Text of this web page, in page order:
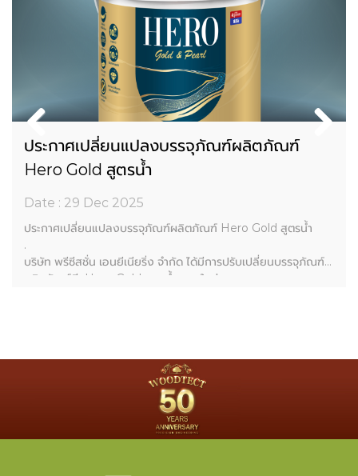
ประกาศเปลี่ยนแปลงบรรจุภัณฑ์ผลิตภัณฑ์
Hero Gold สูตรน้ำ
Date : 29 Dec 2025
ประกาศเปลี่ยนแปลงบรรจุภัณฑ์ผลิตภัณฑ์ Hero Gold สูตรน้ำ
.
บริษัท พรีซีสชั่น เอนยีเนียริ่ง จำกัด ได้มีการปรับเปลี่ยนบรรจุภัณฑ์
ผลิตภัณฑ์สี Hero Gold สูตรน้ำ แบบใหม่
ษัทฯ แต่อย่างใด
บริษัทฯ ขออภัยกับเหตุการณ์ที่เกิดขึ้น และให้ความเคารพต่อ บริษัท
ในฐานะผู้ประกอบการในอุตสาหกรรมเดียวกัน บริษัทฯ จึงได้เร่ง